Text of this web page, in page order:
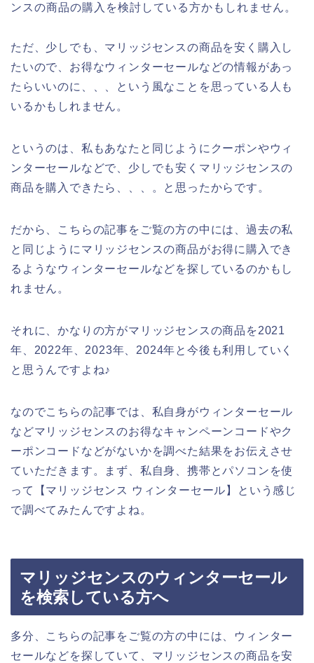
ンスの商品の購入を検討している方かもしれません。
ただ、少しでも、マリッジセンスの商品を安く購入し
たいので、お得なウィンターセールなどの情報があっ
たらいいのに、、、という風なことを思っている人も
いるかもしれません。
というのは、私もあなたと同じようにクーポンやウィ
ンターセールなどで、少しでも安くマリッジセンスの
商品を購入できたら、、、。と思ったからです。
だから、こちらの記事をご覧の方の中には、過去の私
と同じようにマリッジセンスの商品がお得に購入でき
るようなウィンターセールなどを探しているのかもし
れません。
それに、かなりの方がマリッジセンスの商品を2021
年、2022年、2023年、2024年と今後も利用していく
と思うんですよね♪
なのでこちらの記事では、私自身がウィンターセール
などマリッジセンスのお得なキャンペーンコードやク
ーポンコードなどがないかを調べた結果をお伝えさせ
ていただきます。まず、私自身、携帯とパソコンを使
って【マリッジセンス ウィンターセール】という感じ
で調べてみたんですよね。
マリッジセンスのウィンターセール
を検索している方へ
多分、こちらの記事をご覧の方の中には、ウィンター
セールなどを探していて、マリッジセンスの商品を安